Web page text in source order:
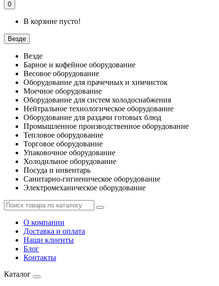
0
В корзине пусто!
Везде
Везде
Барное и кофейное оборудование
Весовое оборудование
Оборудование для прачечных и химчисток
Моечное оборудование
Оборудование для систем холодоснабжения
Нейтральное технологическое оборудование
Оборудование для раздачи готовых блюд
Промышленное производственное оборудование
Тепловое оборудование
Торговое оборудование
Упаковочное оборудование
Холодильное оборудование
Посуда и инвентарь
Санитарно-гигиеническое оборудование
Электромеханическое оборудование
О компании
Доставка и оплата
Наши клиенты
Блог
Контакты
Каталог